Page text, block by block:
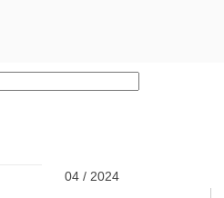
04 / 2024